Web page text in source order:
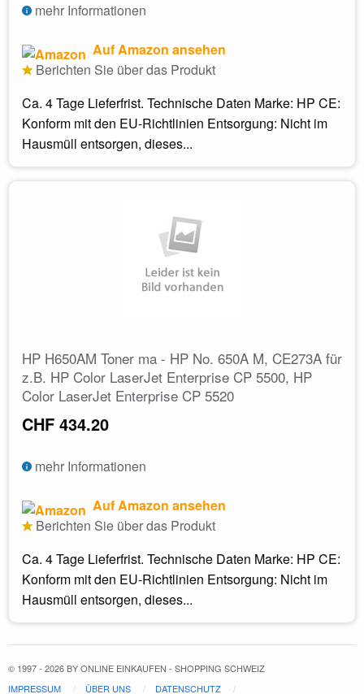
mehr Informationen
Auf Amazon ansehen
Berichten Sie über das Produkt
Ca. 4 Tage Lieferfrist. Technische Daten Marke: HP CE:
Konform mit den EU-Richtlinien Entsorgung: Nicht im
Hausmüll entsorgen, dieses...
HP H650AM Toner ma - HP No. 650A M, CE273A für
z.B. HP Color LaserJet Enterprise CP 5500, HP
Color LaserJet Enterprise CP 5520
CHF 434.20
mehr Informationen
Auf Amazon ansehen
Berichten Sie über das Produkt
Ca. 4 Tage Lieferfrist. Technische Daten Marke: HP CE:
Konform mit den EU-Richtlinien Entsorgung: Nicht im
Hausmüll entsorgen, dieses...
© 1997 - 2026 BY ONLINE EINKAUFEN - SHOPPING SCHWEIZ
IMPRESSUM
ÜBER UNS DATENSCHUTZ